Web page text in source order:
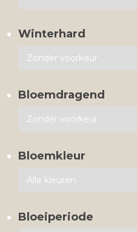
Winterhard
Bloemdragend
Bloemkleur
Bloeiperiode